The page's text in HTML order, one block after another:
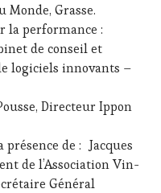
Monde, Grasse.
la performance :
de conseil et
logiciels innovants –
Directeur Ippon
de : Jacques
de l’Association Vin-
Général